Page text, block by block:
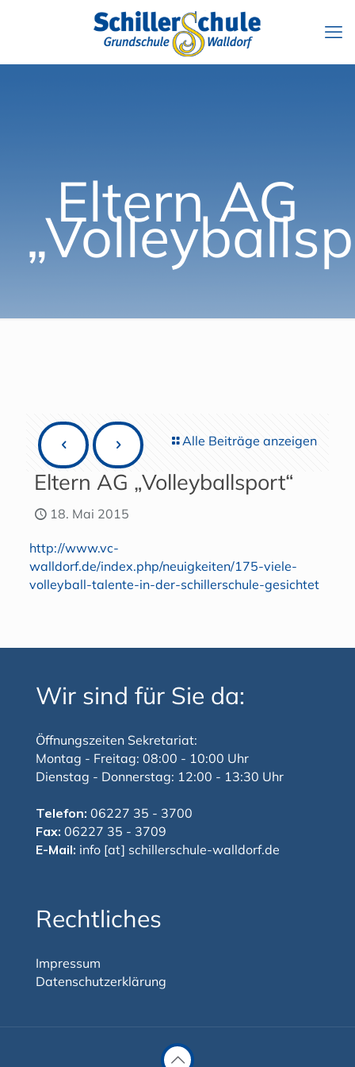
Eltern AG
Alle Beiträge anzeigen
Eltern AG „Volleyballsport“
18. Mai 2015
http://www.vc-
walldorf.de/index.php/neuigkeiten/175-viele-
volleyball-talente-in-der-schillerschule-gesichtet
Wir sind für Sie da:
Öffnungszeiten Sekretariat:
Montag - Freitag: 08:00 - 10:00 Uhr
Dienstag - Donnerstag: 12:00 - 13:30 Uhr
Telefon: 06227 35 - 3700
Fax: 06227 35 - 3709
E-Mail: info [at] schillerschule-walldorf.de
Rechtliches
Impressum
Datenschutzerklärung